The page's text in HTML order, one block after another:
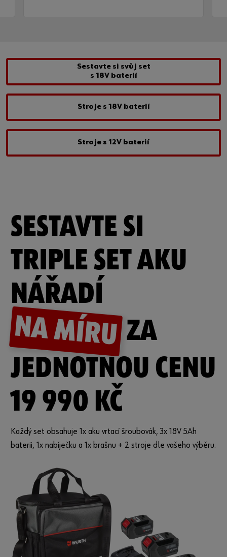
Sestavte si svůj set
s 18V baterií
Stroje s 18V baterií
Stroje s 12V baterií
SESTAVTE SI
TRIPLE SET AKU
NÁŘADÍ
NA MÍRUZA
JEDNOTNOU CENU
19 990 KČ
Každý set obsahuje 1x aku vrtací šroubovák, 3x 18V 5Ah
baterii, 1x nabíječku a 1x brašnu + 2 stroje dle vašeho výběru.